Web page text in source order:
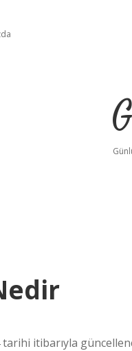
itibarıyla